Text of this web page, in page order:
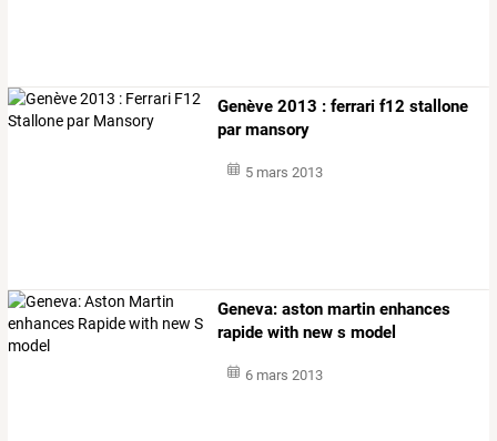
Genève 2013 : ferrari f12 stallone
par mansory
5 mars 2013
Geneva: aston martin enhances
rapide with new s model
6 mars 2013